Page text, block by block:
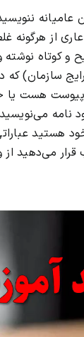
عامیانه
از هرگونه
و کوتاه نوشته
سازمان) که
پیوست هست یا
نامه
هستید
می‌دهید از